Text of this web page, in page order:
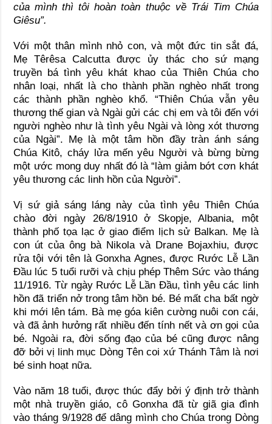
của mình thì tôi hoàn toàn thuộc về Trái Tim Chúa
Giêsu”.
Với một thân mình nhỏ con, và một đức tin sắt đá,
Mẹ Têrêsa Calcutta được ủy thác cho sứ mạng
truyền bá tình yêu khát khao của Thiên Chúa cho
nhân loại, nhất là cho thành phần nghèo nhất trong
các thành phần nghèo khổ. “Thiên Chúa vẫn yêu
thương thế gian và Ngài gửi các chị em và tôi đến với
người nghèo như là tình yêu Ngài và lòng xót thương
của Ngài”. Mẹ là một tâm hồn đầy tràn ánh sáng
Chúa Kitô, cháy lửa mến yêu Người và bừng bừng
một ước mong duy nhất đó là “làm giảm bớt cơn khát
yêu thương các linh hồn của Người”.
Vị sứ giả sáng láng này của tình yêu Thiên Chúa
chào đời ngày 26/8/1910 ở Skopje, Albania, một
thành phố tọa lạc ở giao điểm lịch sử Balkan. Mẹ là
con út của ông bà Nikola và Drane Bojaxhiu, được
rửa tội với tên là Gonxha Agnes, được Rước Lễ Lần
Đầu lúc 5 tuổi rưỡi và chịu phép Thêm Sức vào tháng
11/1916. Từ ngày Rước Lễ Lần Đầu, tình yêu các linh
hồn đã triển nở trong tâm hồn bé. Bé mất cha bất ngờ
khi mới lên tám. Bà mẹ góa kiên cường nuôi con cái,
và đã ảnh hưởng rất nhiều đến tính nết và ơn gọi của
bé. Ngoài ra, đời sống đạo của bé cũng được nâng
đỡ bởi vị linh mục Dòng Tên coi xứ Thánh Tâm là nơi
bé sinh hoạt nữa.
Vào năm 18 tuổi, được thúc đẩy bởi ý định trở thành
một nhà truyền giáo, cô Gonxha đã từ giã gia đình
vào tháng 9/1928 để dâng mình cho Chúa trong Dòng